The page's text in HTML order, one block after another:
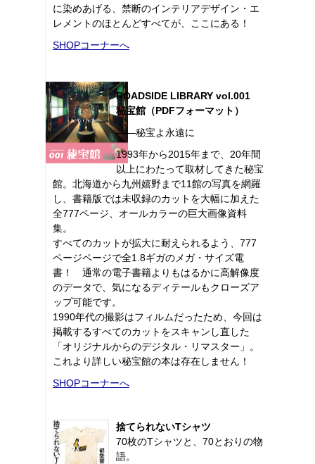
に染めあげる、禁断のインテリアデザイン・エ
レメントのほとんどすべてが、ここにある！
SHOPコーナーへ
ROADSIDE LIBRARY vol.001
秘宝館（PDFフォーマット）
――秘宝よ永遠に
1993年から2015年まで、20年間
以上にわたって取材してきた秘宝
館。北海道から九州嬉野まで11館の写真を網羅
し、書籍版では未収録のカットを大幅に加えた
全777ページ、オールカラーの巨大画像資料
集。
すべてのカットが拡大に耐えられるよう、777
ページページで全1.8ギガのメガ・サイズ電
書！ 通常の電子書籍よりもはるかに高解像度
のデータで、気になるディテールもクローズア
ップ可能です。
1990年代の撮影はフィルムだったため、今回は
掲載するすべてのカットをスキャンし直した
「オリジナルからのデジタル・リマスター」。
これより詳しい秘宝館の本は存在しません！
SHOPコーナーへ
捨てられないTシャツ
70枚のTシャツと、70とおりの物
語。